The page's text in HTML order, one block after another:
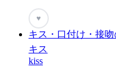
♥
キス・口付け・接
キス
kiss